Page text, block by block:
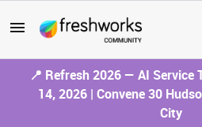
📍 Refresh 2026 — AI
14, 2026 | Convene 30
City